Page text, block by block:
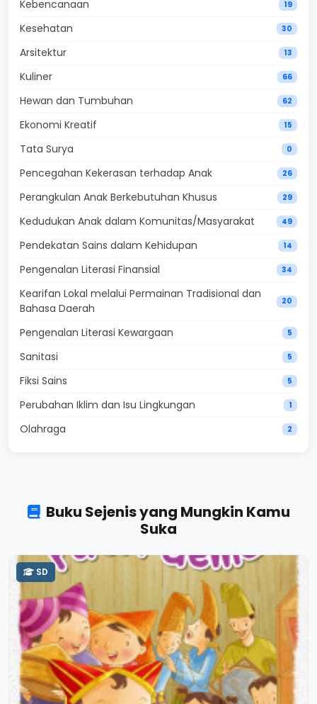
Kebencanaan 19
Kesehatan 30
Arsitektur 13
Kuliner 66
Hewan dan Tumbuhan 62
Ekonomi Kreatif 15
Tata Surya 0
Pencegahan Kekerasan terhadap Anak 26
Perangkulan Anak Berkebutuhan Khusus 29
Kedudukan Anak dalam Komunitas/Masyarakat 49
Pendekatan Sains dalam Kehidupan 14
Pengenalan Literasi Finansial 34
Kearifan Lokal melalui Permainan Tradisional dan
Bahasa Daerah
20
Pengenalan Literasi Kewargaan 5
Sanitasi 5
Fiksi Sains 5
Perubahan Iklim dan Isu Lingkungan 1
Olahraga 2
Buku Sejenis yang Mungkin Kamu
Suka
SD